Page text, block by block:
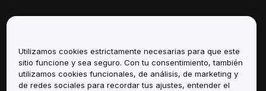
Servicios
Soporte
Utilizamos cookies estrictamente necesarias para que este
sitio funcione y sea seguro. Con tu consentimiento, también
utilizamos cookies funcionales, de análisis, de marketing y
de redes sociales para recordar tus ajustes, entender el